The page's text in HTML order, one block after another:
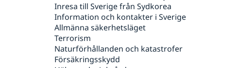
Förlust av pass/Provisoriskt pass
Nationellt id-kort
Namnändring
Samordningsnummer
Olika status för samordningsnummer
Gifta sig i Korea
Vigsel inför koreansk myndighet
Vigsel på ambassaden
Hjälp kring medborgarskap
Svenskt medborgarskap/Swedish Citizenship
Svenskt medborgarskap - regler
Juridiska ombud i Sydkorea
Konsulär jour
Inresa till Sverige från Sydkorea
Information och kontakter i Sverige
Allmänna säkerhetsläget
Terrorism
Naturförhållanden och katastrofer
Försäkringsskydd